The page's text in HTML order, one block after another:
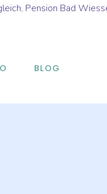
, Pension Bad
BLOG